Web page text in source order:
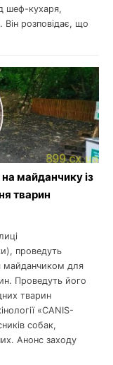
шеф-кухаря,
розповідає, що
майданчику із
тварин
проведуть
майданчиком для
Проведуть його
тварин
«CANIS-
собак,
Анонс заходу